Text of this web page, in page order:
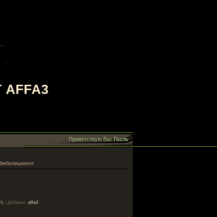
Приветствую ВасГость
Добавил: affa3